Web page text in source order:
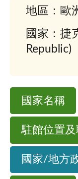
地區：歐
國家：捷
Republic)
國家名稱
駐館位置
國家/地方